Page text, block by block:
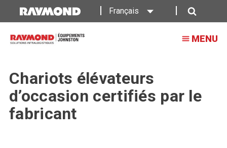
Français
MENU
Chariots élévateurs
d’occasion certifiés par le
fabricant